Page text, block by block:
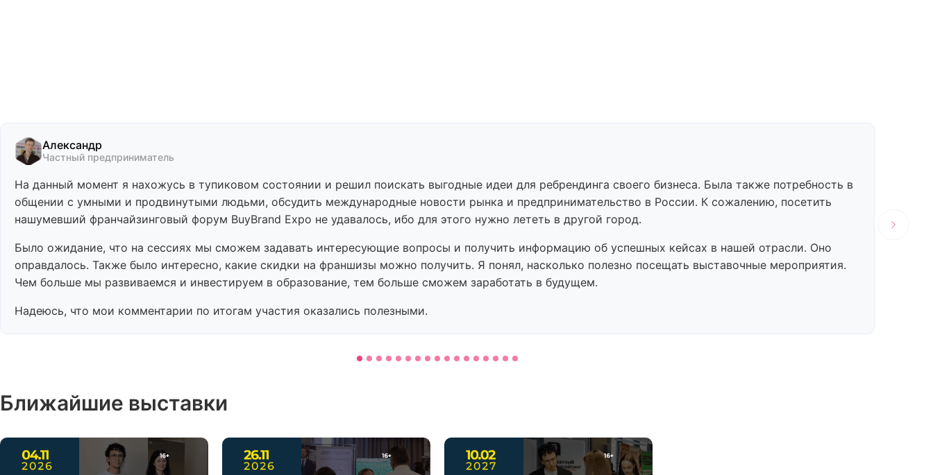
Александр
Частный предприниматель
На данный момент я нахожусь в тупиковом состоянии и решил поискать выгодные идеи для ребрендинга своего бизнеса. Была также потребность в
общении с умными и продвинутыми людьми, обсудить международные новости рынка и предпринимательство в России. К сожалению, посетить
нашумевший франчайзинговый форум BuyBrand Expo не удавалось, ибо для этого нужно лететь в другой город.
Было ожидание, что на сессиях мы сможем задавать интересующие вопросы и получить информацию об успешных кейсах в нашей отрасли. Оно
оправдалось. Также было интересно, какие скидки на франшизы можно получить. Я понял, насколько полезно посещать выставочные мероприятия.
Чем больше мы развиваемся и инвестируем в образование, тем больше сможем заработать в будущем.
Надеюсь, что мои комментарии по итогам участия оказались полезными.
Ближайшие выставки